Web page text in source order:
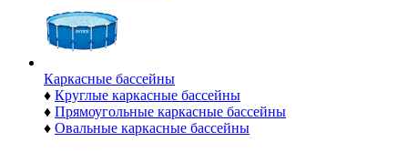
Каркасные бассейны
♦ Круглые каркасные бассейны
♦ Прямоугольные каркасные бассейны
♦ Овальные каркасные бассейны